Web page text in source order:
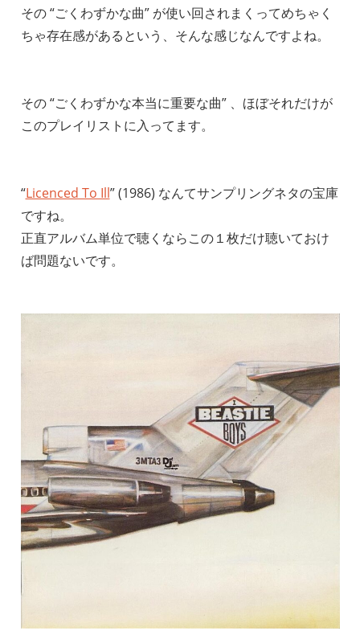
その “ごくわずかな曲” が使い回されまくってめちゃく
ちゃ存在感があるという、そんな感じなんですよね。
その “ごくわずかな本当に重要な曲” 、ほぼそれだけが
このプレイリストに入ってます。
“Licenced To Ill” (1986) なんてサンプリングネタの宝庫
ですね。
正直アルバム単位で聴くならこの１枚だけ聴いておけ
ば問題ないです。